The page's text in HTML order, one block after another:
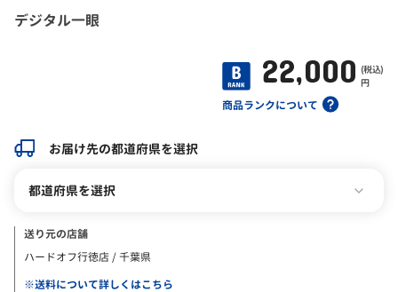
デジタル一眼
商品ランクについて
22,000 (税込)
円
お届け先の都道府県を選択
都道府県を選択
送り元の店舗
ハードオフ行徳店 / 千葉県
※送料について詳しくはこちら